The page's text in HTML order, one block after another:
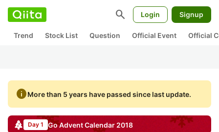
search Login Signup
Trend Stock List Question Official Event Official
infoMore than 5 years have passed since last update.
Day 1 GoAdvent Calendar 2018